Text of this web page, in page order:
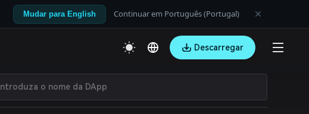
Mudar para English Continuar em Português (Portugal)
Descarregar